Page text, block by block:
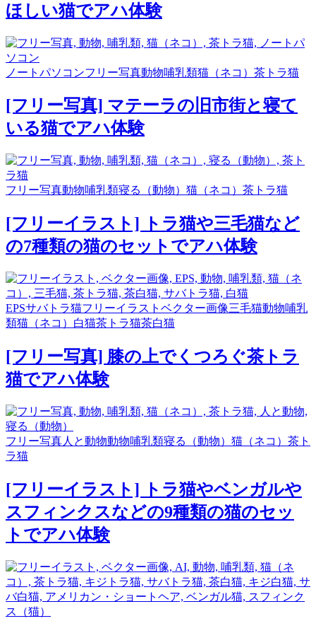
ほしい猫でアハ体験
ノートパソコンフリー写真動物哺乳類猫（ネコ） 茶トラ猫
[フリー写真] マテーラの旧市街と寝て
いる猫でアハ体験
フリー写真動物哺乳類寝る（動物） 猫（ネコ） 茶トラ猫
[フリーイラスト] トラ猫や三毛猫など
の7種類の猫のセットでアハ体験
EPSサバトラ猫フリーイラスト ベクター画像三毛猫動物哺乳
類猫（ネコ） 白猫茶トラ猫茶白猫
[フリー写真] 膝の上でくつろぐ茶トラ
猫でアハ体験
フリー写真人と動物動物哺乳類寝る（動物） 猫（ネコ） 茶ト
ラ猫
[フリーイラスト] トラ猫やベンガルや
スフィンクスなどの9種類の猫のセッ
トでアハ体験